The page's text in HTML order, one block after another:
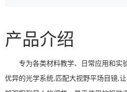
产品介绍
专为各类材料教学、日常应用和实
优异的光学系统, 匹配大视野平场目镜,